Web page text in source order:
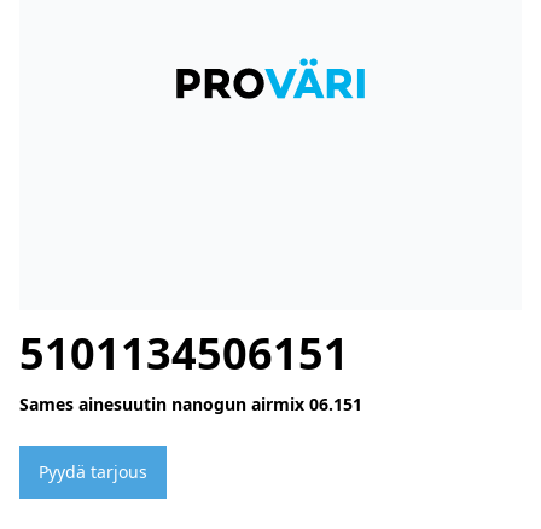
5101134506151
Sames ainesuutin nanogun airmix 06.151
Pyydä tarjous